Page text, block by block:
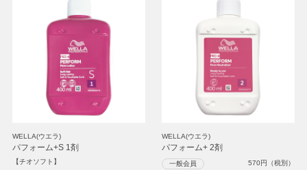
WELLA(ウエラ)
パフォーム+S 1剤
【チオソフト】
WELLA(ウエラ)
パフォーム+ 2剤
一般会員 570円（税別）